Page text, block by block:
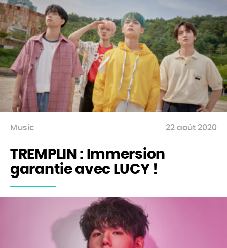
Music
TREMPLIN : Immersion
garantie avec LUCY !
22 août 2020